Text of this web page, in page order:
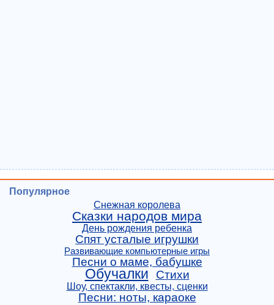
Популярное
Снежная королева
Сказки народов мира
День рождения ребенка
Спят усталые игрушки
Развивающие компьютерные игры
Песни о маме, бабушке
Обучалки Стихи
Шоу, спектакли, квесты, сценки
Песни: ноты, караоке